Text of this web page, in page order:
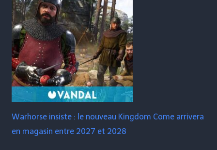
Warhorse insiste : le nouveau Kingdom Come arrivera
en magasin entre 2027 et 2028